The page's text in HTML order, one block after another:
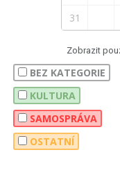
31
Zobrazit
BEZ KATEGORIE
KULTURA
SAMOSPRÁVA
OSTATNÍ